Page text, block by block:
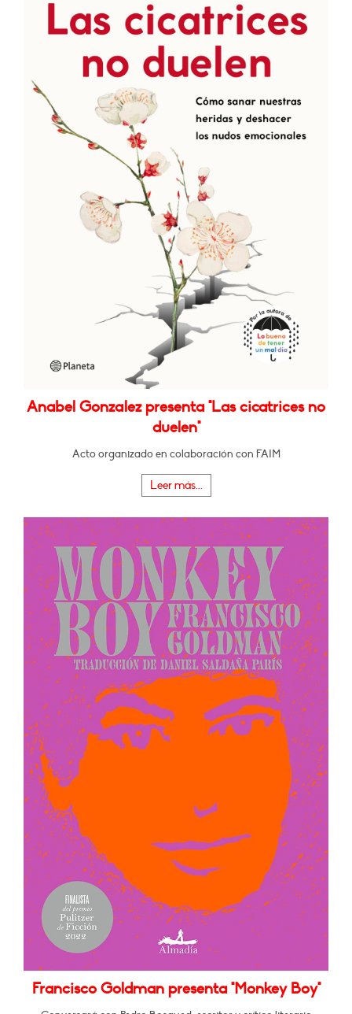
Anabel Gonzalez presenta "Las cicatrices no
duelen"
Acto organizado en colaboración con FAIM
Leer más...
Francisco Goldman presenta "Monkey Boy"